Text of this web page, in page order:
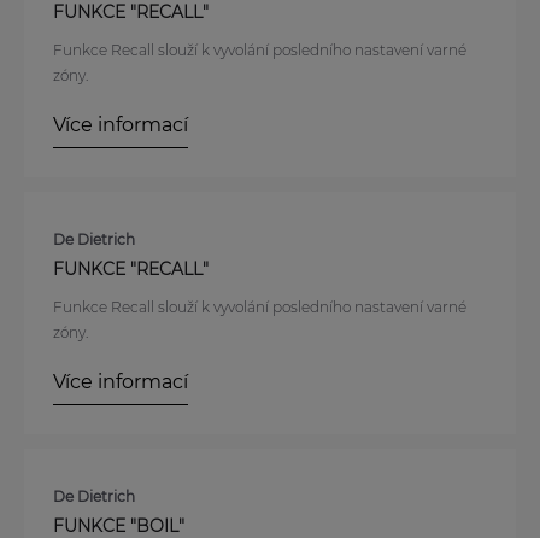
FUNKCE "RECALL"
Funkce Recall slouží k vyvolání posledního nastavení varné
zóny.
Více informací
De Dietrich
FUNKCE "RECALL"
Funkce Recall slouží k vyvolání posledního nastavení varné
zóny.
Více informací
De Dietrich
FUNKCE "BOIL"